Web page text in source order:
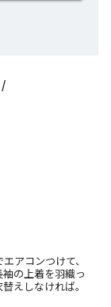
アコンつけて、
の上着を羽織っ
えしなければ。